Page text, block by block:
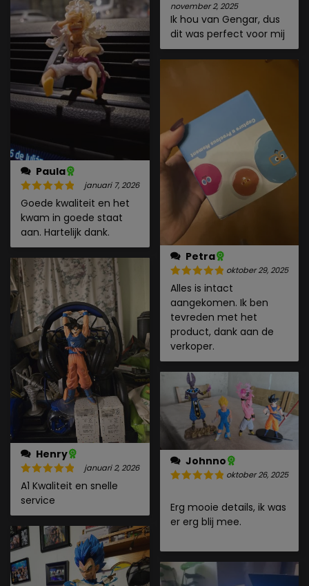
Paula
januari 7, 2026
Goede kwaliteit en het
kwam in goede staat
aan. Hartelijk dank.
Henry
januari 2, 2026
A1 Kwaliteit en snelle
service
november 2, 2025
Ik hou van Gengar, dus
dit was perfect voor mij
Petra
oktober 29, 2025
Alles is intact
aangekomen. Ik ben
tevreden met het
product, dank aan de
verkoper.
Johnno
oktober 26, 2025
Erg mooie details, ik was
er erg blij mee.